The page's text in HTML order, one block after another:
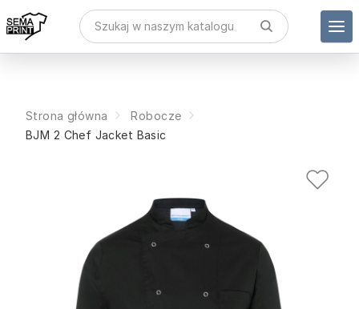
Strona główna
Robocze
BJM 2 Chef Jacket Basic